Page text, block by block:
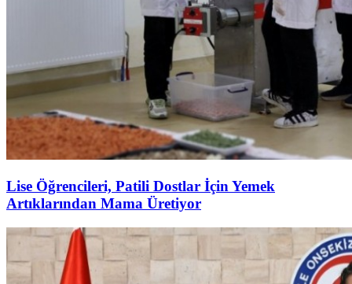
Lise Öğrencileri, Patili Dostlar İçin Yemek
Artıklarından Mama Üretiyor